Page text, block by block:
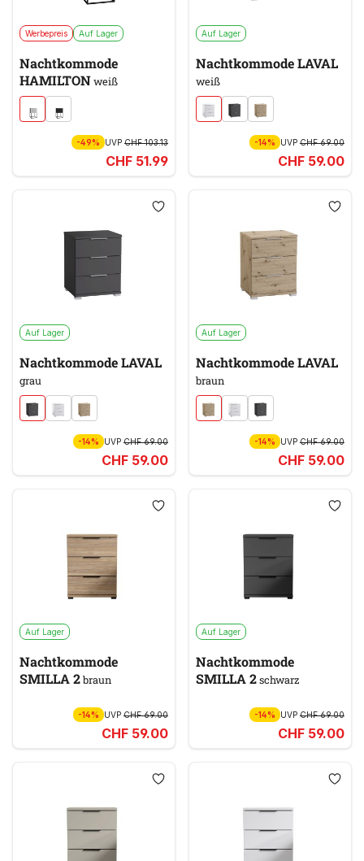
Werbepreis Auf Lager
Nachtkommode
HAMILTONweiß
-49% UVP CHF 103.13
CHF 51.99
Auf Lager
Nachtkommode LAVAL
weiß
-14% UVPCHF 69.00
CHF 59.00
Auf Lager
Nachtkommode LAVAL
grau
-14% UVP CHF 69.00
CHF 59.00
Auf Lager
Nachtkommode LAVAL
braun
-14% UVPCHF 69.00
CHF 59.00
Auf Lager
Nachtkommode
SMILLA 2braun
-14% UVP CHF 69.00
CHF 59.00
Auf Lager
Nachtkommode
SMILLA 2schwarz
-14% UVPCHF 69.00
CHF 59.00